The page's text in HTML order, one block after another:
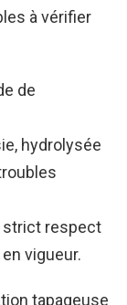
à vérifier
de
hydrolysée
strict respect
vigueur.
tapageuse